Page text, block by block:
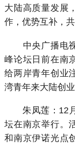
大陆高质量发展
作，优势互补，共
中央广播电视
峰论坛日前在南
给两岸青年创业
湾青年来大陆创
朱凤莲：12月
坛在南京举行。
和南京伊诺光点